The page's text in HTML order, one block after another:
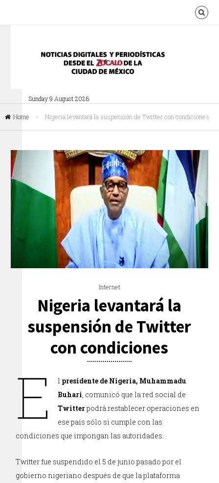
Sunday 9 August 2026
Home » Nigeria levantará la suspensión de Twitter con condiciones
Internet
Nigeria levantará la
suspensión de Twitter
con condiciones
E l presidente de Nigeria, Muhammadu
Buhari, comunicó que la red social de
Twitterpodrá restablecer operaciones en
ese país sólo si cumple con las
condiciones que impongan las autoridades.
Twitter fue suspendido el 5 de junio pasado por el
gobierno nigeriano después de que la plataforma